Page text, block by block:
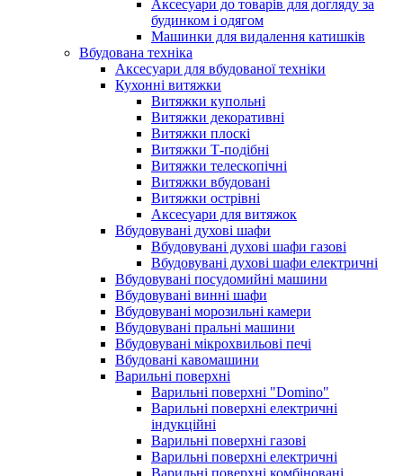
Аксесуари до товарів для догляду за
будинком і одягом
Машинки для видалення катишків
Вбудована техніка
Аксесуари для вбудованої техніки
Кухонні витяжки
Витяжки купольні
Витяжки декоративні
Витяжки плоскі
Витяжки Т-подібні
Витяжки телескопічні
Витяжки вбудовані
Витяжки острівні
Аксесуари для витяжок
Вбудовувані духові шафи
Вбудовувані духові шафи газові
Вбудовувані духові шафи електричні
Вбудовувані посудомийні машини
Вбудовувані винні шафи
Вбудовувані морозильні камери
Вбудовувані пральні машини
Вбудовувані мікрохвильові печі
Вбудовані кавомашини
Варильні поверхні
Варильні поверхні "Domino"
Варильні поверхні електричні
індукційні
Варильні поверхні газові
Варильні поверхні електричні
Варильні поверхні комбіновані